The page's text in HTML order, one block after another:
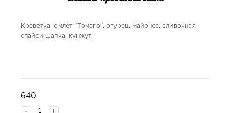
Креветка, омлет "Томаго", огурец, майонез, сливочная
спайси шапка, кунжут.
640
- +